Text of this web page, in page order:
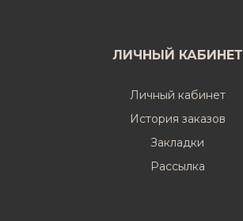
ЛИЧНЫЙ КАБИНЕТ
Личный кабинет
История заказов
Закладки
Рассылка